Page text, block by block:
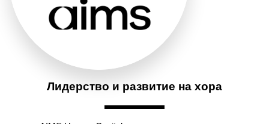
Лидерство и развитие на хора